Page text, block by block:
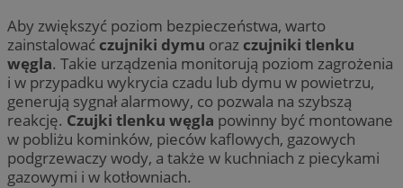
Aby zwiększyć poziom bezpieczeństwa, warto
zainstalować czujniki dymu oraz czujniki tlenku
węgla. Takie urządzenia monitorują poziom zagrożenia
i w przypadku wykrycia czadu lub dymu w powietrzu,
generują sygnał alarmowy, co pozwala na szybszą
reakcję. Czujki tlenku węgla powinny być montowane
w pobliżu kominków, pieców kaflowych, gazowych
podgrzewaczy wody, a także w kuchniach z piecykami
gazowymi i w kotłowniach.